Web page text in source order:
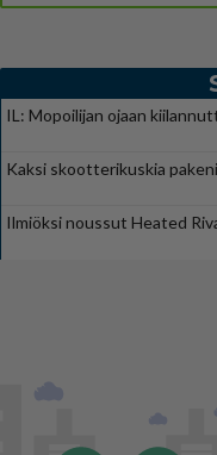
IL: Mopoilijan ojaan
Kaksi skootterikuskia
Ilmiöksi noussut Heated